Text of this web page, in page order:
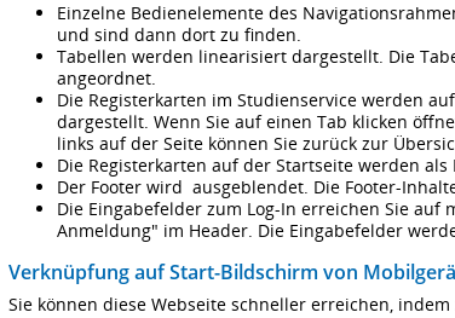
Einzelne Bedienelemente des
und sind dann dort zu finden.
Tabellen werden linearisiert dargestellt. Die
angeordnet.
Die Registerkarten im Studienservice werden
dargestellt. Wenn Sie auf einen Tab klicken
links auf der Seite können Sie zurück zur
Die Registerkarten auf der Startseite werden als
Der Footer wird ausgeblendet. Die Footer-
Die Eingabefelder zum Log-In erreichen Sie
Anmeldung" im Header. Die Eingabefelder
Verknüpfung auf Start-Bildschirm von
Sie können diese Webseite schneller erreichen,